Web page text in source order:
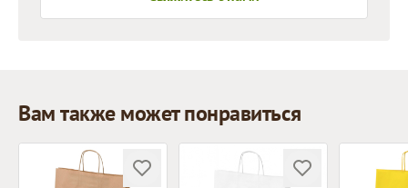
Вам также может понравиться